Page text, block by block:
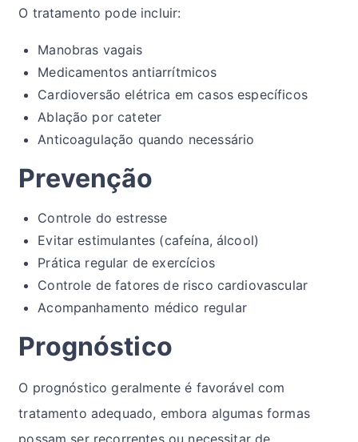
O tratamento pode incluir:
Manobras vagais
Medicamentos antiarrítmicos
Cardioversão elétrica em casos específicos
Ablação por cateter
Anticoagulação quando necessário
Prevenção
Controle do estresse
Evitar estimulantes (cafeína, álcool)
Prática regular de exercícios
Controle de fatores de risco cardiovascular
Acompanhamento médico regular
Prognóstico
O prognóstico geralmente é favorável com
tratamento adequado, embora algumas formas